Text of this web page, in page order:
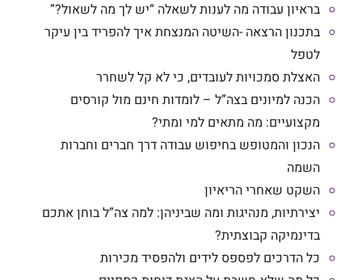
בראיון עבודה מה לענות לשאלה “יש לך מה לשאול?”
בתכנון הרצאה -השיטה המנצחת איך להפריד בין עיקר
לטפל
האצלת סמכויות לעובדים, כי לא קל לשחרר
הכנה למיונים בצה”ל – לומדות חינם מול קורסים
מקצועיים: מה מתאים למי ומתי?
הנכון והמטופש בחיפוש עבודה דרך חברים וחברות
השמה
השקט שאחרי הריאיון
יצירתיות, מנהיגות ומה שביניהן: למה צה”ל בוחן אתכם
בדינמיקה קבוצתית?
כל הדרכים לפספס לידים ולהפסיד מכירות